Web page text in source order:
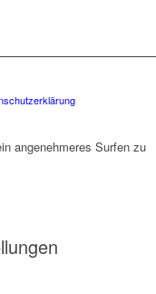
angenehmeres Surfen zu